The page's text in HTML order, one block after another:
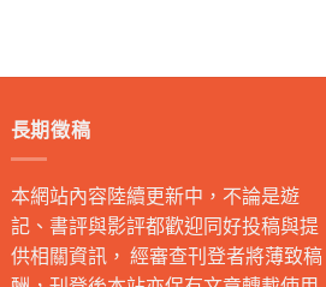
長期徵稿
本網站內容陸續更新中，不論是遊
記、書評與影評都歡迎同好投稿與提
供相關資訊， 經審查刊登者將薄致稿